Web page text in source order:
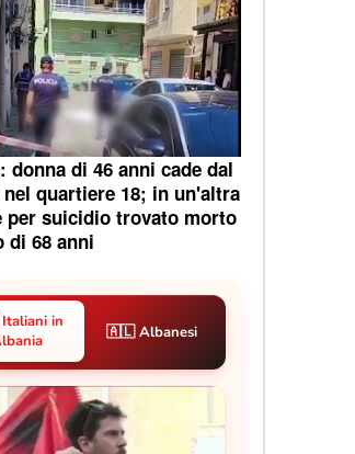
donna di 46 anni cade dal
nel quartiere 18; in un'altra
per suicidio trovato morto
di 68 anni
in
🇦🇱 Albanesi